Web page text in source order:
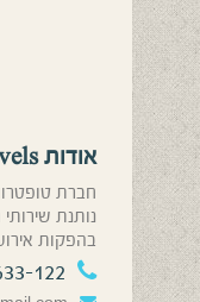
אודות TopTravels
חברת
נותנת
בהפקות
122